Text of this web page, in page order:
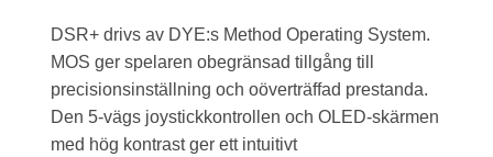
DSR+ drivs av DYE:s Method Operating System.
MOS ger spelaren obegränsad tillgång till
precisionsinställning och oöverträffad prestanda.
Den 5-vägs joystickkontrollen och OLED-skärmen
med hög kontrast ger ett intuitivt